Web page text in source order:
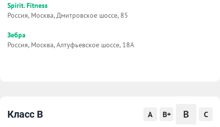
Spirit. Fitness
Россия, Москва, Дмитровское шоссе, 85
Зебра
Россия, Москва, Алтуфьевское шоссе, 18А
Класс B A B+ B C